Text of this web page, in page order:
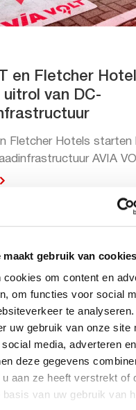
maakt gebruik van cookies
cookies om content en
om functies voor social
te
uw gebruik van onze site
media, adverteren
deze gegevens
aan ze heeft verstrekt of
van uw gebruik van
en Fletcher
uitrol van DC-
Fletcher Hotels starten
AVIA